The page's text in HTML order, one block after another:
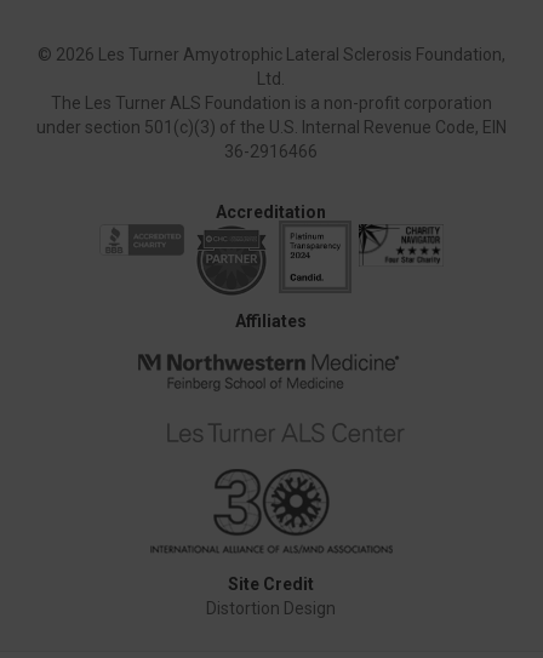
© 2026 Les Turner Amyotrophic Lateral Sclerosis Foundation,
Ltd.
The Les Turner ALS Foundation is a non-profit corporation
under section 501(c)(3) of the U.S. Internal Revenue Code, EIN
36-2916466
Accreditation
Affiliates
Site Credit
Distortion Design